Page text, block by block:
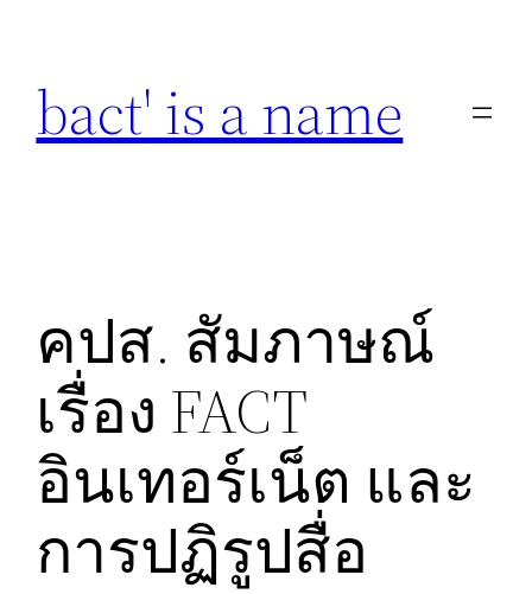
content
bact' is a name
คปส. สัมภาษณ์
เรื่อง FACT
อินเทอร์เน็ต และ
การปฏิรูปสื่อ